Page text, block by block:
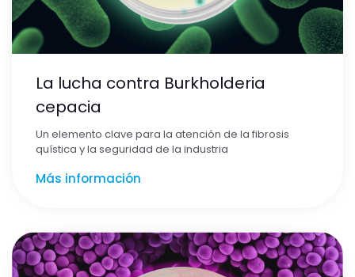
La lucha contra Burkholderia
cepacia
Un elemento clave para la atención de la fibrosis
quística y la seguridad de la industria
Más información